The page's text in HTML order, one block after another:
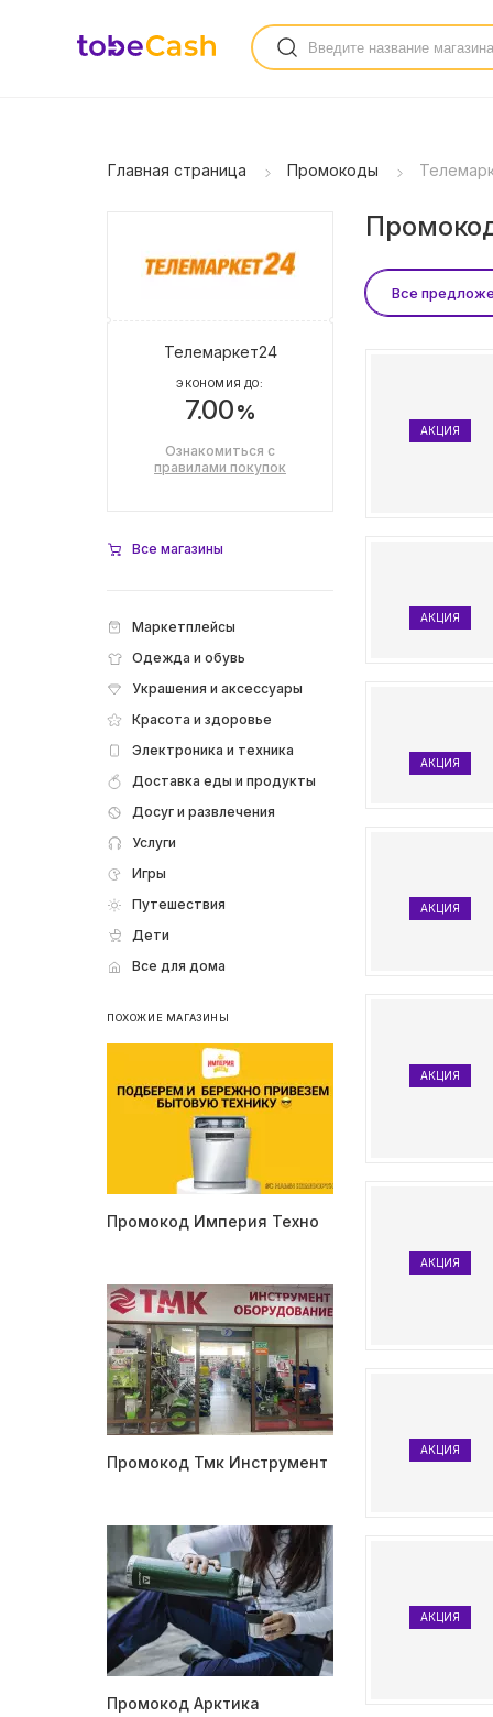
Главная страница Промокоды
Телемаркет24
ЭКОНОМИЯ ДО:
7.00%
Ознакомиться с
правилами покупок
Все магазины
Маркетплейсы
Одежда и обувь
Украшения и аксессуары
Красота и здоровье
Электроника и техника
Доставка еды и продукты
Досуг и развлечения
Услуги
Игры
Путешествия
Дети
Все для дома
ПОХОЖИЕ МАГАЗИНЫ
Промокод Империя Техно
Промокод Тмк Инструмент
Промокод Арктика
Все
АКЦИЯ
АКЦИЯ
АКЦИЯ
АКЦИЯ
АКЦИЯ
АКЦИЯ
АКЦИЯ
АКЦИЯ